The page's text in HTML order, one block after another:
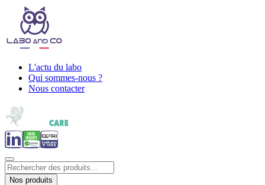
L'actu du labo
Qui sommes-nous ?
Nous contacter
Nos produits